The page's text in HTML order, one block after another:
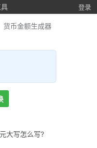
登录
货币金额生成器
元大写怎么写?